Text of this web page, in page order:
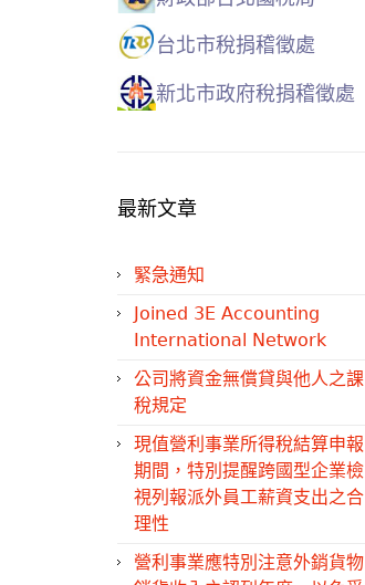
台北市稅捐稽徵處
新北市政府稅捐稽徵處
最新文章
緊急通知
Joined 3E Accounting
International Network
公司將資金無償貸與他人之課
稅規定
現值營利事業所得稅結算申報
期間，特別提醒跨國型企業檢
視列報派外員工薪資支出之合
理性
營利事業應特別注意外銷貨物